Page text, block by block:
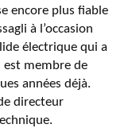
encore plus fiable
à l’occasion
électrique qui a
est membre de
années déjà.
directeur